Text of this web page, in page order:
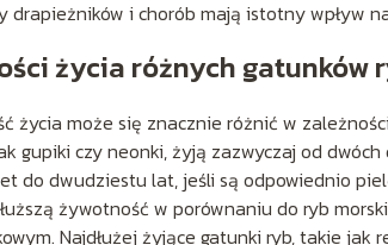
drapieżników i chorób mają istotny wpływ
życia różnych gatunków
życia może się znacznie różnić w
gupiki czy neonki, żyją zazwyczaj od
do dwudziestu lat, jeśli są odpowiednio
żywotność w porównaniu do ryb
Najdłużej żyjące gatunki ryb, takie